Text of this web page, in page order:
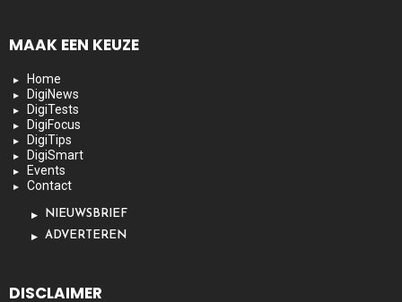
MAAK EEN KEUZE
Home
DigiNews
DigiTests
DigiFocus
DigiTips
DigiSmart
Events
Contact
NIEUWSBRIEF
ADVERTEREN
DISCLAIMER